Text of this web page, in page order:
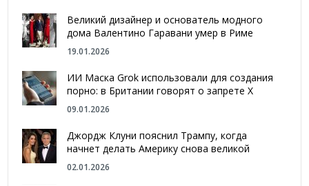
Великий дизайнер и основатель модного
дома Валентино Гаравани умер в Риме
19.01.2026
ИИ Маска Grok использовали для создания
порно: в Британии говорят о запрете Х
09.01.2026
Джордж Клуни пояснил Трампу, когда
начнет делать Америку снова великой
02.01.2026